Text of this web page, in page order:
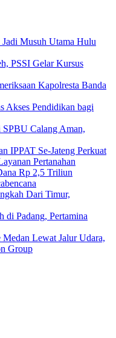
Musuh Utama Hulu
PSSI Gelar Kursus
Kapolresta Banda
Akses Pendidikan bagi
Calang Aman,
IPPAT Se-Jateng Perkuat
Pertanahan
Rp 2,5 Triliun
Dari Timur,
di Padang, Pertamina
Lewat Jalur Udara,
Group